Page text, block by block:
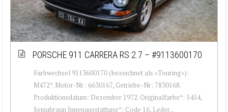
PORSCHE 911 CARRERA RS 2.7 – #9113600170
Farbwechsel 9113600170 (bezeichnet als «Touring»):
M472*. Motor-Nr.: 6630167, Getriebe-Nr: 7830168.
Produktionsdatum: Dezember 1972. Originalfarbe*: 5454,
Sepiabraun Innenausstattung*: Code 16, Leder...